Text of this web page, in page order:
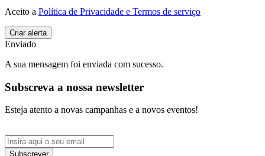
Aceito a Política de Privacidade e Termos de serviço
Enviado
A sua mensagem foi enviada com sucesso.
Subscreva a nossa newsletter
Esteja atento a novas campanhas e a novos eventos!